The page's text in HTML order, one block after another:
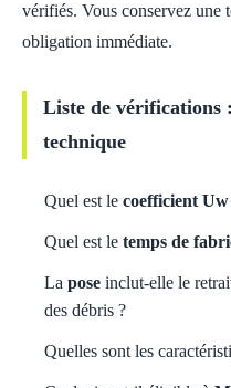
vérifiés. Vous conservez une
obligation immédiate.
Liste de vérifications
technique
Quel est le coefficient Uw
Quel est le temps de
La pose inclut-elle le
des débris ?
Quelles sont les